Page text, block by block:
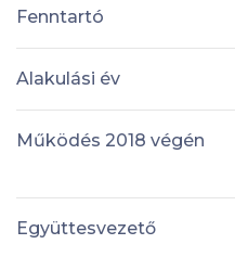
Fenntartó
Alakulási év
Működés 2018 végén
Együttesvezető